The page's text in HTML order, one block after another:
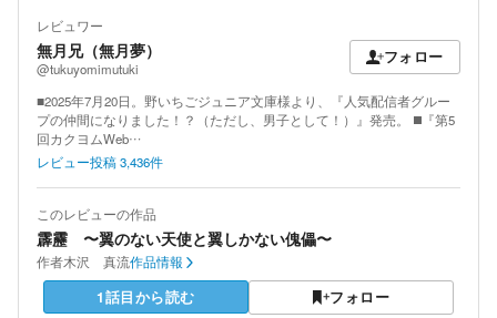
レビュワー
無月兄（無月夢）
@tukuyomimutuki
フォロー
■2025年7月20日。野いちごジュニア文庫様より、『人気配信者グルー
プの仲間になりました！？（ただし、男子として！）』発売。 ◼️『第5
回カクヨムWeb…
レビュー投稿3,436件
このレビューの作品
霹靂 〜翼のない天使と翼しかない傀儡〜
作者木沢 真流作品情報
1話目から読む フォロー